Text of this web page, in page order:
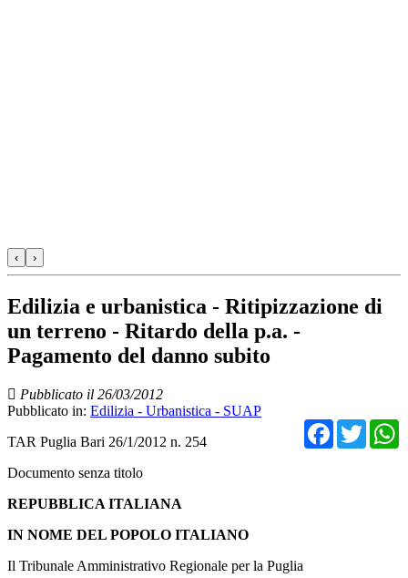
‹ ›
Edilizia e urbanistica - Ritipizzazione di
un terreno - Ritardo della p.a. -
Pagamento del danno subito
Pubblicato il 26/03/2012
Pubblicato in: Edilizia - Urbanistica - SUAP
TAR Puglia Bari 26/1/2012 n. 254
Documento senza titolo
REPUBBLICA ITALIANA
IN NOME DEL POPOLO ITALIANO
Il Tribunale Amministrativo Regionale per la Puglia